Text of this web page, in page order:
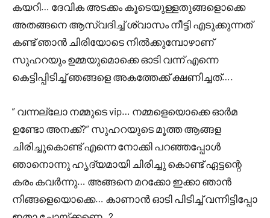
കയറി… ദേവിക അടക്കം കൂടെയുള്ളതുങ്ങളൊക്കെ
അതങ്ങനെ ആസ്വദിച്ച്‌ ശ്വാസം നീട്ടി എടുക്കുന്നത്
കണ്ട് ഞാൻ ചിരിയോടെ നിൽക്കുമ്പോഴാണ്
സുഹറയും ഉമ്മയുമൊക്കെ ഓടി വന്ന് എന്നെ
കെട്ടിപ്പിടിച്ച് ഞങ്ങളെ അകത്തേക്ക് ക്ഷണിച്ചത്….
” വന്നല്ലോ നമ്മുടെ vip… നമ്മളെയൊക്കെ ഓർമ
ഉണ്ടോ അനക്ക്?” സുഹറയുടെ മൂത്ത ആങ്ങള
ചിരിച്ചുകൊണ്ട് എന്നെ നോക്കി പറഞ്ഞപ്പോൾ
ഞാനൊന്നു ഹൃദ്യമായി ചിരിച്ചു കൊണ്ട് ഏട്ടന്റെ
കരം കവർന്നു… അങ്ങനെ മറക്കോ ഇക്കാ ഞാൻ
നിങ്ങളെയൊക്കെ… കാണാൻ ഓടി പിടിച്ച് വന്നിട്ടിപ്പോ